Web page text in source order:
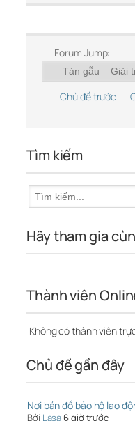
Forum Jump:
Chủ đề trước
Tìm kiếm
Hãy tham gia
Thành viên
Không có thành viên
Chủ đề gần đây
Nơi bán đồ bảo hộ lao
Bởi Lasa 6 giờ trước